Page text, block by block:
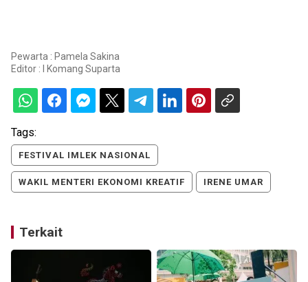
Pewarta : Pamela Sakina
Editor :
I Komang Suparta
Tags:
FESTIVAL IMLEK NASIONAL
WAKIL MENTERI EKONOMI KREATIF IRENE UMAR
Terkait